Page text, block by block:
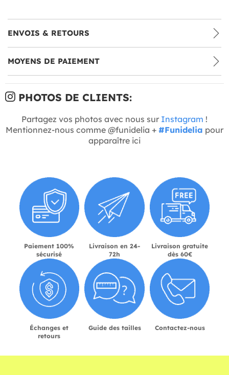
ENVOIS & RETOURS
MOYENS DE PAIEMENT
PHOTOS DE CLIENTS:
Partagez vos photos avec nous sur Instagram !
Mentionnez-nous comme @funidelia + #Funidelia pour
apparaître ici
Paiement 100%
sécurisé
Livraison en 24-
72h
Livraison gratuite
dès 60€
Échanges et
retours
Guide des tailles Contactez-nous